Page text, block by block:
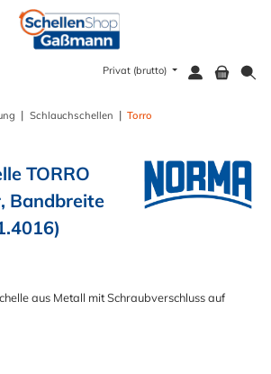
Privat (brutto)
| Schlauchschellen | Torro
TORRO
Bandbreite